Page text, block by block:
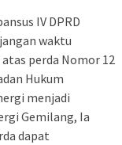
IV DPRD
waktu
perda Nomor 12
Hukum
menjadi
Gemilang, Ia
dapat